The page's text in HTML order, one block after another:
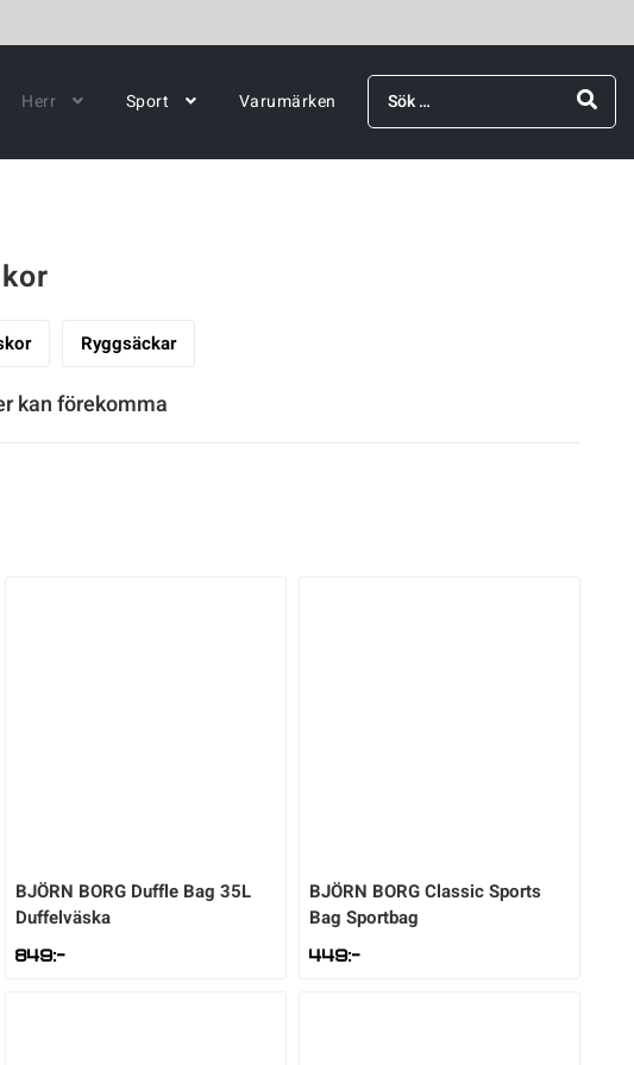
Herr Sport Varumärken
Sök
efter:
Ryggsäckar
kan förekomma
BJÖRN BORG Duffle Bag 35L
Duffelväska
849:-
BJÖRN BORGClassic Sports
Bag Sportbag
449:-